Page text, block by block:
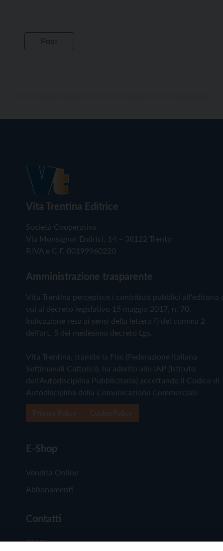
Vita Trentina Editrice
Società Cooperativa
Via Monsignor Endrici, 14 – 38122 Trento
P.IVA e C.F. 00199960220
Amministrazione trasparente
Vita Trentina percepisce i contributi pubblici all'editoria
cui al decreto legislativo 15 maggio 2017, n. 70.
Indicazione resa ai sensi della lettera f) del comma 2
dell'art. 5 del medesimo decreto Lgs.
Vita Trentina, tramite la Fisc (Federazione Italiana
Settimanali Cattolici), ha aderito allo IAP (Istituto
dell'Autodisciplina Pubblicitaria) accettando il Codice di
Autodisciplina della Comunicazione Commerciale
E-Shop
Vendita Online
Abbonamenti
Contatti
Chi Siamo